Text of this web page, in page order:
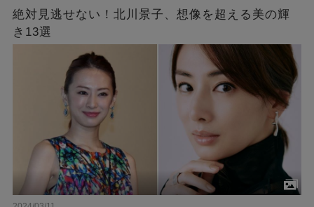
絶対見逃せない！北川景子、想像を超える美の輝
き13選